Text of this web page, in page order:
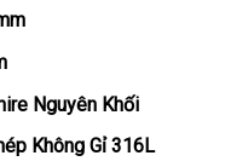
Nguyên Khối
Không Gỉ 316L